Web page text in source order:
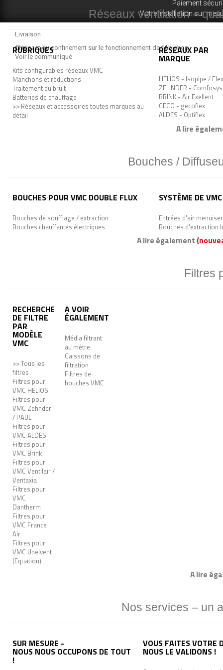
Réseaux ventilation –
RUBRIQUES
Kits configurables réseaux VMC
Manchons et réductions
Traitement du bruit
Batteries de chauffage
>> Réseaux et accessoires toutes marques au
détail
RÉSEAUX PAR
MARQUE
HELIOS - Isopipe /
ZEHNDER -
BRINK - Air Exellent
GECO - gecoflex
ALDES - Optiflex
A lire
Bouches /
BOUCHES POUR VMC DOUBLE FLUX
Bouches de soufflage / extraction
Bouches chauffantes électriques
SYSTÈME DE
Entrées d'air
Bouches d'extraction
A lire également
Filtres
RECHERCHE
DE FILTRE
PAR
MODÈLE
VMC
>> Tous les
filtres
Filtres pour
VMC HELIOS
Filtres pour
VMC Zehnder
/ PAUL
Filtres pour
VMC ALDES
Filtres pour
VMC Brink
Filtres pour
VMC Ventilair /
Ventaxia
Filtres pour
VMC
Dantherm
Filtres pour
VMC France
Air
Filtres pour
VMC Unelvent
(Equation)
A VOIR
ÉGALEMENT
Média filtrant
au mètre
Caissons de
filtration
Filtres de
bouches VMC
A lire
Nos services – un
SUR MESURE -
NOUS NOUS OCCUPONS DE TOUT
!
VOUS FAITES VOTRE
NOUS LE VALIDONS !
Paiement
Votre installation sur
Livraison
Impact du confinement sur le fonctionnement de fiabishop
Voir le communiqué